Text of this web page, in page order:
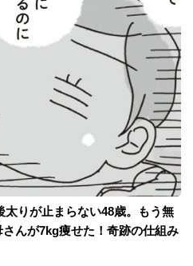
りが止まらない48歳。もう無
んが7kg痩せた！奇跡の仕組み